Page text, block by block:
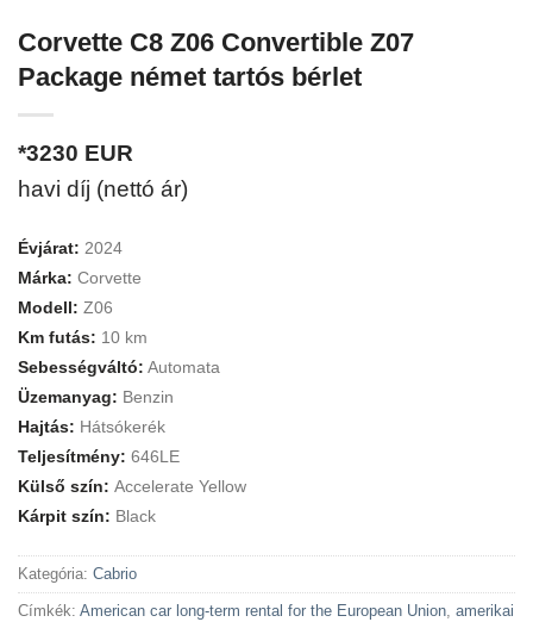
Corvette C8 Z06 Convertible Z07
Package német tartós bérlet
*3230 EUR
havi díj (nettó ár)
Évjárat: 2024
Márka: Corvette
Modell: Z06
Km futás: 10 km
Sebességváltó: Automata
Üzemanyag: Benzin
Hajtás: Hátsókerék
Teljesítmény: 646LE
Külső szín: Accelerate Yellow
Kárpit szín: Black
Kategória: Cabrio
Címkék: American car long-term rental for the European Union amerikai